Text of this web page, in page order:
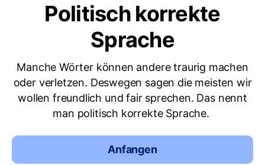
Politisch korrekte
Sprache
Manche Wörter können andere traurig machen
oder verletzen. Deswegen sagen die meisten wir
wollen freundlich und fair sprechen. Das nennt
man politisch korrekte Sprache.
Anfangen